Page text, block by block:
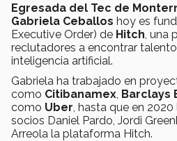
Egresada del Tec de
Gabriela Ceballos hoy es
Executive Order) de Hitch ,
reclutadores a encontrar
inteligencia artificial.
Gabriela ha trabajado en
como Citibanamex Barclays
como Uber , hasta que en
socios Daniel Pardo, Jordi
Arreola la plataforma Hitch.